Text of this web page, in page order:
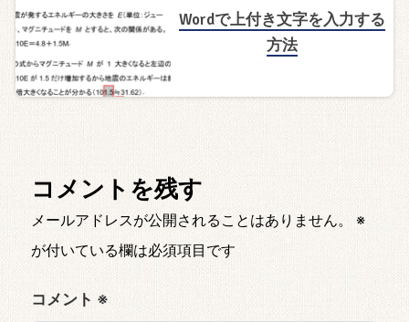
Wordで上付き文字を入力する
方法
コメントを残す
メールアドレスが公開されることはありません。
※
が付いている欄は必須項目です
コメント ※